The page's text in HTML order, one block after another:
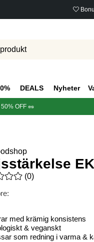
DEALS Nyheter
OFF 🥜
0 av 5 Antal betyg 0
(0)
med krämig konsistens
& veganskt
som redning i varma &